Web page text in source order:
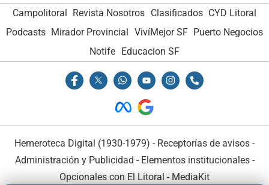
Campolitoral Revista Nosotros Clasificados CYD Litoral
Podcasts Mirador Provincial VivíMejor SF Puerto Negocios
Notife Educacion SF
Hemeroteca Digital (1930-1979) - Receptorías de avisos -
Administración y Publicidad - Elementos institucionales-
Opcionales con El Litoral - MediaKit